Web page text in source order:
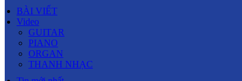
BÀI VIẾT
Video
GUITAR
PIANO
ORGAN
THANH NHẠC